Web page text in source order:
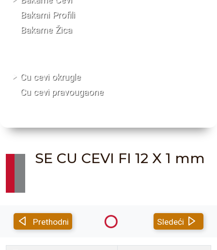
Bakarni Profili
Bakarne Žica
Cu cevi okrugle
Cu cevi pravougaone
SE CU CEVI FI 12 X 1 mm
Prethodni Sledeći